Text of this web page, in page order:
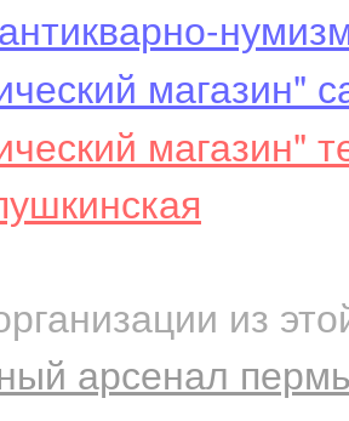
магазин"
магазин"
из
арсенал